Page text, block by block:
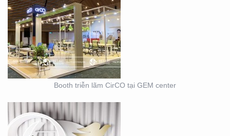
Booth triễn lãm CirCO tại GEM center
BOOTH TRIỄN LÃM
DOVE